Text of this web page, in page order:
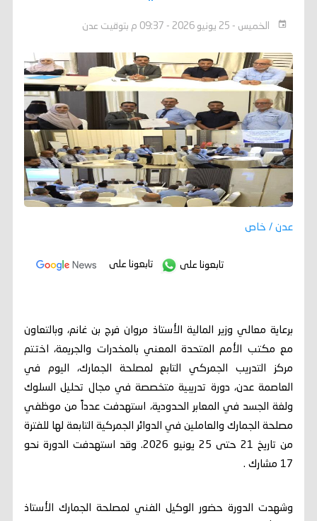
الخميس - 25 يونيو 2026 - 09:37 م بتوقيت عدن
عدن / خاص
تابعونا على تابعونا على
برعاية معالي وزير المالية الأستاذ مروان فرج بن غانم، وبالتعاون
مع مكتب الأمم المتحدة المعني بالمخدرات والجريمة، اختتم
مركز التدريب الجمركي التابع لمصلحة الجمارك، اليوم في
العاصمة عدن، دورة تدريبية متخصصة في مجال تحليل السلوك
ولغة الجسد في المعابر الحدودية، استهدفت عدداً من موظفي
مصلحة الجمارك والعاملين في الدوائر الجمركية التابعة لها للفترة
من تاريخ 21 حتى 25 يونيو 2026. وقد استهدفت الدورة نحو
17 مشارك .
وشهدت الدورة حضور الوكيل الفني لمصلحة الجمارك الأستاذ